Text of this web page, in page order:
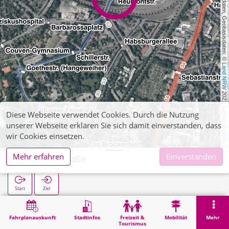
, Kartendaten, Geobasisdaten: ©
Land NRW
2021, Lizenz
dl-de/by-2-0
Fahrplanauskunft Stadtinfos
Freizeit &
Tourismus
Mobilität Mehr
Reumontstraße
Start Ziel
Suche
Diese Webseite verwendet Cookies. Durch die Nutzung
unserer Webseite erklären Sie sich damit einverstanden, dass
wir Cookies einsetzen.
Mehr erfahren
Einverstanden